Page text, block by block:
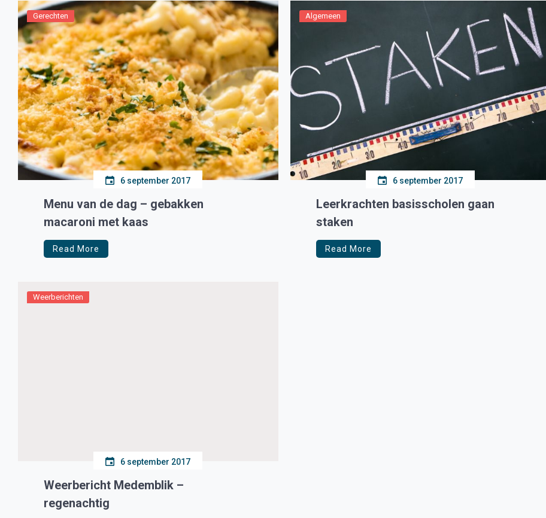
Gerechten
6 september 2017
Menu van de dag – gebakken
macaroni met kaas
Read More
Algemeen
6 september 2017
Leerkrachten basisscholen gaan
staken
Read More
Weerberichten
6 september 2017
Weerbericht Medemblik –
regenachtig